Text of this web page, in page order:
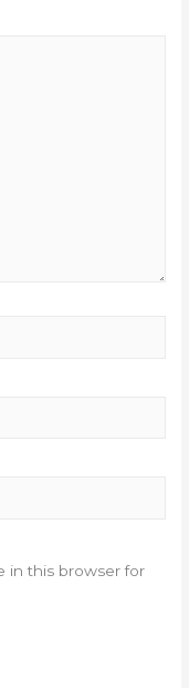
in this browser for